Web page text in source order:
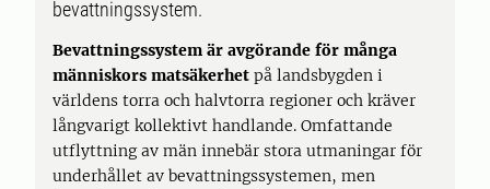
bevattningssystem.
Bevattningssystem är avgörande för många
människors matsäkerhet på landsbygden i
världens torra och halvtorra regioner och kräver
långvarigt kollektivt handlande. Omfattande
utflyttning av män innebär stora utmaningar för
underhållet av bevattningssystemen, men